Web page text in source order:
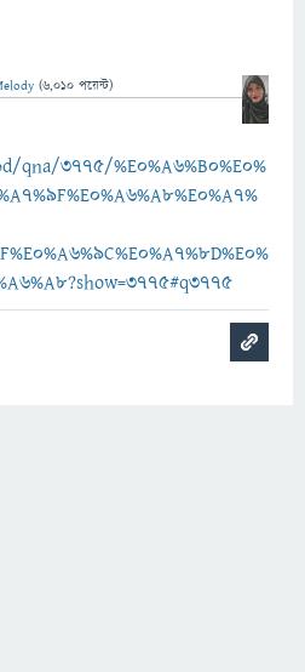
(6,010 পয়েন্ট)
qna/3775/%E0%A6%B0%E0%